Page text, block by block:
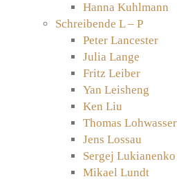
Hanna Kuhlmann
Schreibende L – P
Peter Lancester
Julia Lange
Fritz Leiber
Yan Leisheng
Ken Liu
Thomas Lohwasser
Jens Lossau
Sergej Lukianenko
Mikael Lundt